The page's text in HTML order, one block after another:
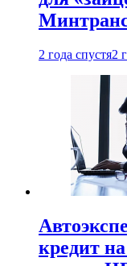
2 года спустя2
кредит